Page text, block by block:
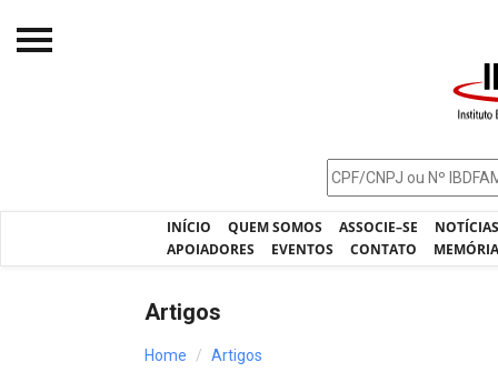
INÍCIO QUEM SOMOS ASSOCIE–SE
APOIADORES
EVENTOS CONTATO
Artigos
Home Artigos